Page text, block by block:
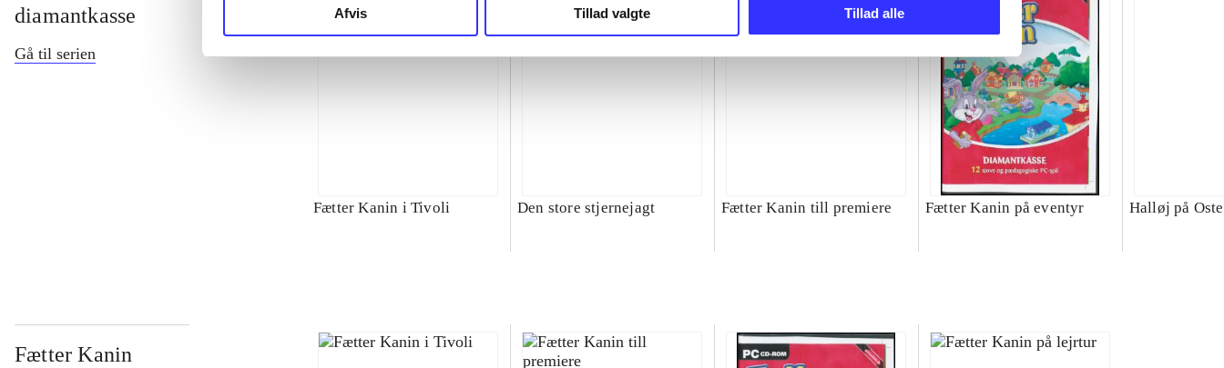
Afvis Tillad valgte Tillad alle
diamantkasse
Gå til serien
Fætter Kanin i Tivoli Den store stjernejagt Fætter Kanin till premiere Fætter Kanin på eventyr Halløj på
Fætter Kanin